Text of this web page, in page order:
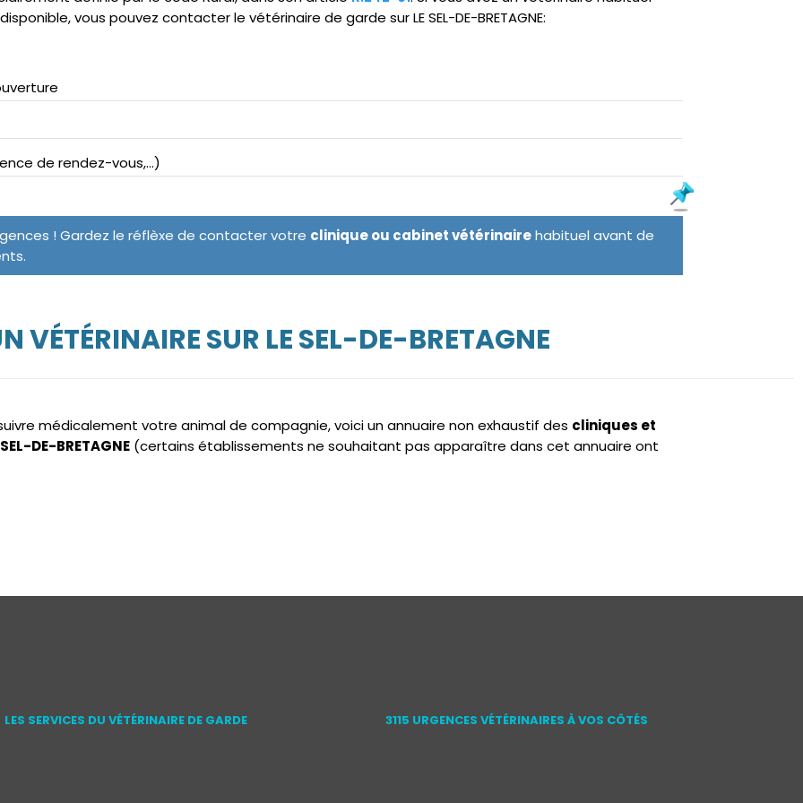
vous pouvez contacter le vétérinaire de garde sur LE SEL-DE-BRETAGNE:
de rendez-vous,...)
! Gardez le réflèxe de contacter votre clinique ou cabinet vétérinairehabituel avant de
VÉTÉRINAIRE SUR LE SEL-DE-BRETAGNE
médicalement votre animal de compagnie, voici un annuaire non exhaustif des cliniques et
DE-BRETAGNE (certains établissements ne souhaitant pas apparaître dans cet annuaire ont
LES SERVICES DU VÉTÉRINAIRE DE GARDE 3115 URGENCES VÉTÉRINAIRES À VOS CÔTÉS